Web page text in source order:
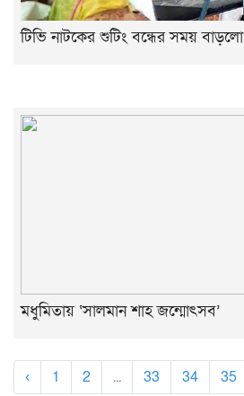
টিভি নাটকের শুটিং বন্ধের সময় বাড়লো
মধুমিতায় ‘সালমান শাহ জন্মোৎসব’
‹ 1 2 ... 33 34 35